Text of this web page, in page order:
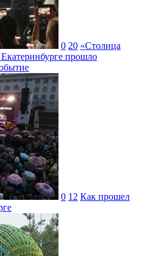
0 20 «Столица
прошло
0 12 Как прошел